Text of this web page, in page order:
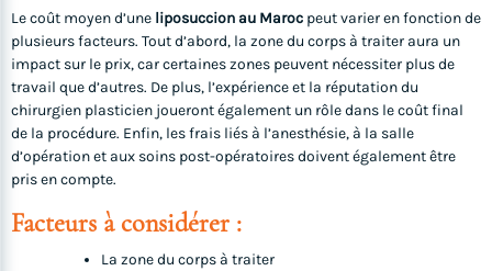
Le coût moyen d’une liposuccion au Maroc peut varier en fonction de
plusieurs facteurs. Tout d’abord, la zone du corps à traiter aura un
impact sur le prix, car certaines zones peuvent nécessiter plus de
travail que d’autres. De plus, l’expérience et la réputation du
chirurgien plasticien joueront également un rôle dans le coût final
de la procédure. Enfin, les frais liés à l’anesthésie, à la salle
d’opération et aux soins post-opératoires doivent également être
pris en compte.
Facteurs à considérer :
La zone du corps à traiter